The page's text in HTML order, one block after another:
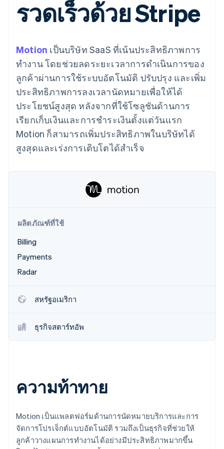
รายการ
Authorization
Boost
ชำระเงิน
Link
การชำระเงินที่
รวดเร็วขึ้น
ขายและ VAT
อัตโนมัติ
Revenue
Recognition
อัตโนมัติ
ทำบัญชี
Sigma
รายงานที่
Data
Pipeline
ข้อมูล
Atlas
Climate
การขจัดคาร์บอน
ดูว่า Stripe กำลังสร้างโครงสร้างพื้นฐานระบบเศรษฐกิจสำหรับ
AI อย่างไร
รับชมเลย
แพลตฟอร์ม
SaaS
บริษัท AI
แวดวงครีเอเตอร์
เกม
การบริการ การเดินทาง
และสันทนาการ
ประกันภัย
สื่อและความบันเทิง
องค์กรไม่แสวงผลกำไร
บริการเฉพาะทาง
การใช้งาน
ออกบัตรที่มีสเตเบิลคอยน์
รองรับอยู่
บริการด้วยเอเจนต์
แหล่งข้อมูล
การเชื่อมต่อการทำงาน
ตัวอย่างโค้ด
บล็อกของนักพัฒนา
สถานะ API
แผนงานผลิตภัณฑ์
การประชุมประจำปีแบบ
ห้องข่าว
การติดต่อ
ติดต่อฝ่ายขาย
สมัครเป็นพาร์ทเนอร์
รวดเร็วด้วย Stripe
Motion เป็นบริษัท SaaS ที่เน้นประสิทธิภาพการ
ทำงาน โดยช่วยลดระยะเวลาการดำเนินการของ
ลูกค้าผ่านการใช้ระบบอัตโนมัติ ปรับปรุง และเพิ่ม
ประสิทธิภาพการลงเวลานัดหมายเพื่อให้ได้
ประโยชน์สูงสุด หลังจากที่ใช้โซลูชันด้านการ
เรียกเก็บเงินและการชำระเงินตั้งแต่วันแรก
Motion ก็สามารถเพิ่มประสิทธิภาพในบริษัทได้
สูงสุดและเร่งการเติบโตได้สำเร็จ
ผลิตภัณฑ์ที่ใช้
Billing
Payments
Radar
สหรัฐอเมริกา
ธุรกิจสตาร์ทอัพ
ความท้าทาย
Motion เป็นแพลตฟอร์มด้านการนัดหมายบริการและการ
จัดการโปรเจ็กต์แบบอัตโนมัติ รวมถึงเป็นธุรกิจที่ช่วยให้
ลูกค้าวางแผนการทำงานได้อย่างมีประสิทธิภาพมากขึ้น